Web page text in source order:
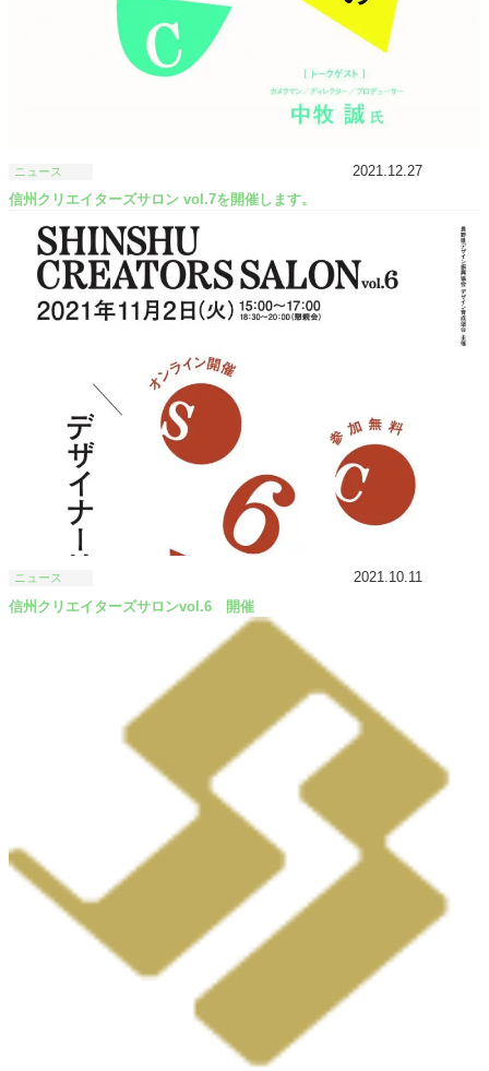
ニュース
2021.12.27
信州クリエイターズサロン vol.7を開催します。
ニュース
2021.10.11
信州クリエイターズサロンvol.6 開催